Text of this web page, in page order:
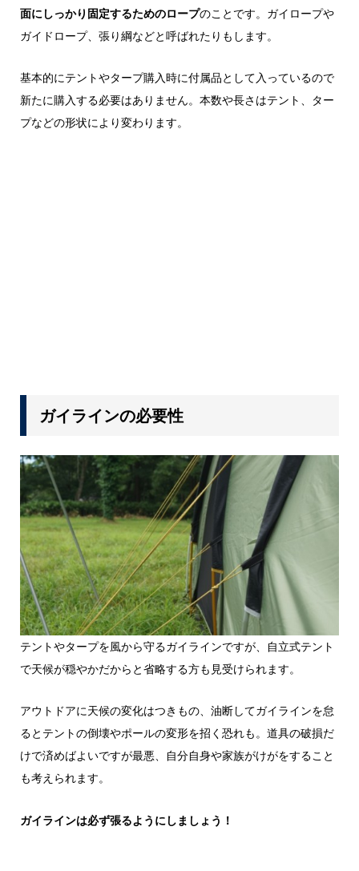
面にしっかり固定するためのロープのことです。ガイロープや
ガイドロープ、張り綱などと呼ばれたりもします。
基本的にテントやタープ購入時に付属品として入っているので
新たに購入する必要はありません。本数や長さはテント、ター
プなどの形状により変わります。
ガイラインの必要性
テントやタープを風から守るガイラインですが、自立式テント
で天候が穏やかだからと省略する方も見受けられます。
アウトドアに天候の変化はつきもの、油断してガイラインを怠
るとテントの倒壊やポールの変形を招く恐れも。道具の破損だ
けで済めばよいですが最悪、自分自身や家族がけがをすること
も考えられます。
ガイラインは必ず張るようにしましょう！